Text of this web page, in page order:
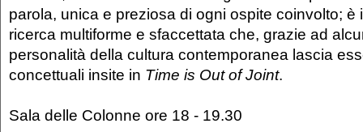
parola, unica e preziosa di ogni ospite coinvolto; è
ricerca multiforme e sfaccettata che, grazie ad
personalità della cultura contemporanea lascia
concettuali insite in Time is Out of Joint.
Sala delle Colonne ore 18 - 19.30